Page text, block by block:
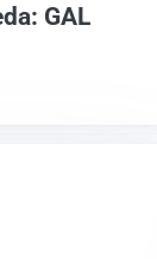
GAL